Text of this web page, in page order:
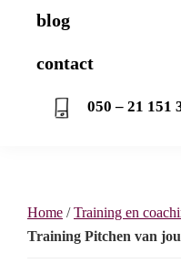
blog
contact
050 – 21 151
Home /Training en
Training Pitchen van